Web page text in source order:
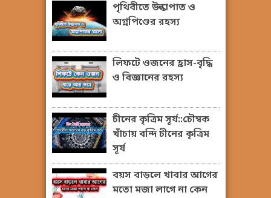
পৃথিবীতে উল্কাপাত ও
অগ্নপিণ্ডের রহস্য
লিফটে ওজনের হ্রাস-বৃদ্ধি
ও বিজ্ঞানের রহস্য
চীনের কৃত্রিম সূর্য::চৌম্বক
খাঁচায় বন্দি চীনের কৃত্রিম
সূর্য
বয়স বাড়লে খাবার আগের
মতো মজা লাগে না কেন